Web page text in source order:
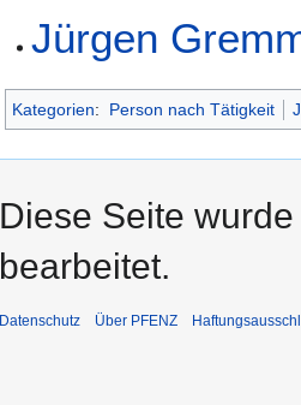
Jürgen
Kategorien: Person nach Tätigkeit
Diese Seite
bearbeitet.
Datenschutz Über PFENZ